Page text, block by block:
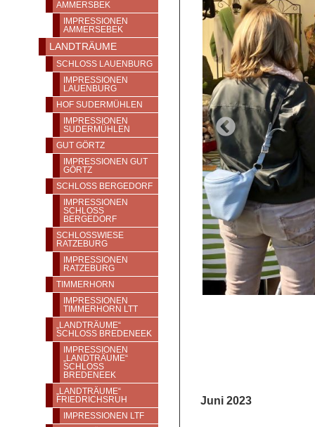
AMMERSBEK
IMPRESSIONEN
AMMERSEBEK
LANDTRÄUME
SCHLOSS LAUENBURG
IMPRESSIONEN
LAUENBURG
HOF SUDERMÜHLEN
IMPRESSIONEN
SUDERMÜHLEN
GUT GÖRTZ
IMPRESSIONEN GUT
GÖRTZ
SCHLOSS BERGEDORF
IMPRESSIONEN
SCHLOSS
BERGEDORF
SCHLOSSWIESE
RATZEBURG
IMPRESSIONEN
RATZEBURG
TIMMERHORN
IMPRESSIONEN
TIMMERHORN LTT
„LANDTRÄUME“
SCHLOSS BREDENEEK
IMPRESSIONEN
„LANDTRÄUME“
SCHLOSS
BREDENEEK
„LANDTRÄUME“
FRIEDRICHSRUH
IMPRESSIONEN LTF
Juni 2023